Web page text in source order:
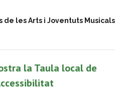
de les Arts i Joventuts Musicals
la Taula local de